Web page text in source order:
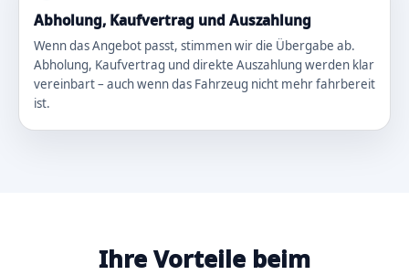
Abholung, Kaufvertrag und Auszahlung
Wenn das Angebot passt, stimmen wir die Übergabe ab.
Abholung, Kaufvertrag und direkte Auszahlung werden klar
vereinbart – auch wenn das Fahrzeug nicht mehr fahrbereit
ist.
Ihre Vorteile beim